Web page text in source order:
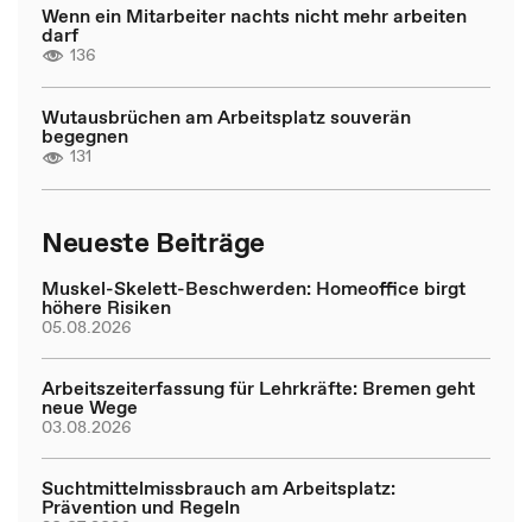
Wenn ein Mitarbeiter nachts nicht mehr arbeiten
darf
136
Wutausbrüchen am Arbeitsplatz souverän
begegnen
131
Neueste Beiträge
Muskel-Skelett-Beschwerden: Homeoffice birgt
höhere Risiken
05.08.2026
Arbeitszeiterfassung für Lehrkräfte: Bremen geht
neue Wege
03.08.2026
Suchtmittelmissbrauch am Arbeitsplatz:
Prävention und Regeln